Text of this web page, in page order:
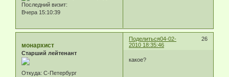
Последний визит:
Вчера 15:10:39
Поделиться 26
04-02-
2010 18:35:46
монархист
Старший лейтенант
Откуда: С-Петербург
какое?